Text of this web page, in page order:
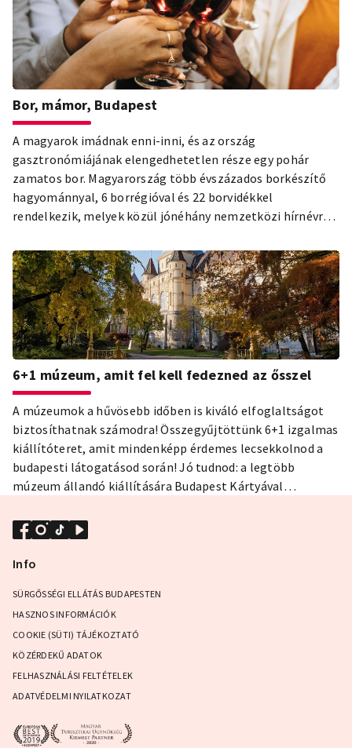
Bor, mámor, Budapest
A magyarok imádnak enni-inni, és az ország
gasztronómiájának elengedhetetlen része egy pohár
zamatos bor. Magyarország több évszázados borkészítő
hagyománnyal, 6 borrégióval és 22 borvidékkel
rendelkezik, melyek közül jónéhány nemzetközi hírnévre
magyar borokról tudni érdemes, és listázunk neked
néhány olyan bort, amit feltétlenül meg kell kóstolnod,
amikor Budapesten jársz.A borvidékek sajátos
mikroklímájának, változatos talaj adottságaiknak és
szőlőfajtáinak köszönhetően a magyar borok palettája
igen széles: biztosan találsz olyat, ami az alkalomhoz, az
ízlésedhez és a hangulatodhoz illik.
6+1 múzeum, amit fel kell fedezned az ősszel
A múzeumok a hűvösebb időben is kiváló elfoglaltságot
biztosíthatnak számodra! Összegyűjtöttünk 6+1 izgalmas
kiállítóteret, amit mindenképp érdemes lecsekkolnod a
budapesti látogatásod során! Jó tudnod: a legtöbb
múzeum állandó kiállítására Budapest Kártyával
váltani!
Info
SÜRGŐSSÉGI ELLÁTÁS BUDAPESTEN
HASZNOS INFORMÁCIÓK
COOKIE (SÜTI) TÁJÉKOZTATÓ
KÖZÉRDEKŰ ADATOK
FELHASZNÁLÁSI FELTÉTELEK
ADATVÉDELMI NYILATKOZAT